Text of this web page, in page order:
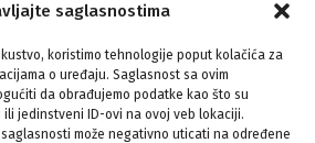
saglasnostima
koristimo tehnologije poput kolačića za
o uređaju. Saglasnost sa ovim
da obrađujemo podatke kao što su
jedinstveni ID-ovi na ovoj veb lokaciji.
može negativno uticati na određene
dovom, past
našom vjerom